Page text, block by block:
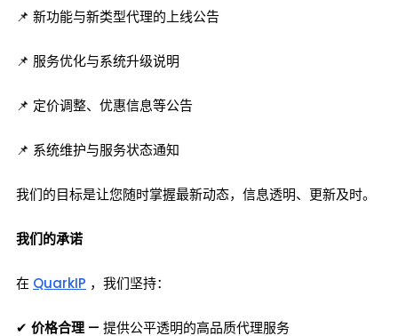
📌 新功能与新类型代理的上线公告
📌 服务优化与系统升级说明
📌 定价调整、优惠信息等公告
📌 系统维护与服务状态通知
我们的目标是让您随时掌握最新动态，信息透明、更新及时。
我们的承诺
在 QuarkIP ，我们坚持：
✔ 价格合理 — 提供公平透明的高品质代理服务